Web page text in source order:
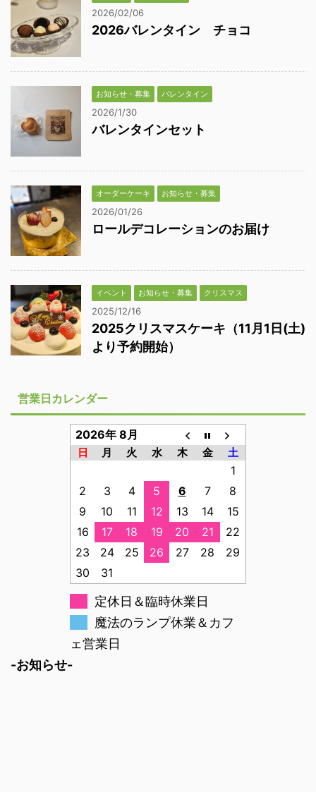
2026/02/06
2026バレンタイン チョコ
お知らせ・募集 バレンタイン
2026/1/30
バレンタインセット
オーダーケーキ お知らせ・募集
2026/01/26
ロールデコレーションのお届け
イベント お知らせ・募集 クリスマス
2025/12/16
2025クリスマスケーキ（11月1日(土)
より予約開始）
営業日カレンダー
2026年 8月
日 月 火 水 木 金 土
1
2
3 4 5 6 7
8
9
10 11 12 13 14
15
16
17 18 19 20 21
22
23
24 25 26 27 28
29
30
31
定休日＆臨時休業日
魔法のランプ休業＆カフ
ェ営業日
-お知らせ-